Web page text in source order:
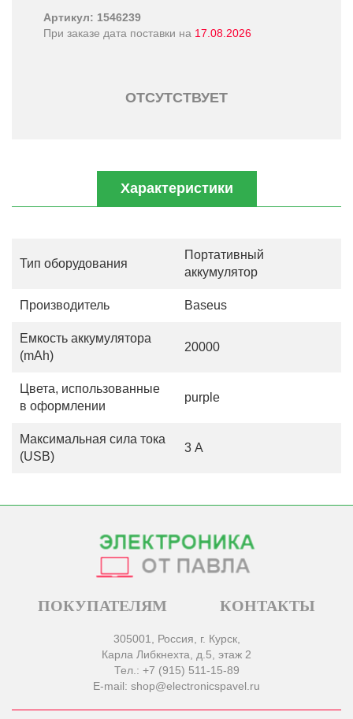
Артикул: 1546239
При заказе дата поставки на 17.08.2026
ОТСУТСТВУЕТ
Характеристики
Тип оборудования
Портативный
аккумулятор
Производитель Baseus
Емкость аккумулятора
(mAh)
20000
Цвета, использованные
в оформлении
purple
Максимальная сила тока
(USB)
3 А
ПОКУПАТЕЛЯМ КОНТАКТЫ
305001, Россия, г. Курск,
Карла Либкнехта, д.5, этаж 2
Тел.: +7 (915) 511-15-89
E-mail: shop@electronicspavel.ru